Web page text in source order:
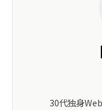
30代独身